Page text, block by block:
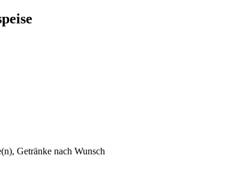
Getränke nach Wunsch